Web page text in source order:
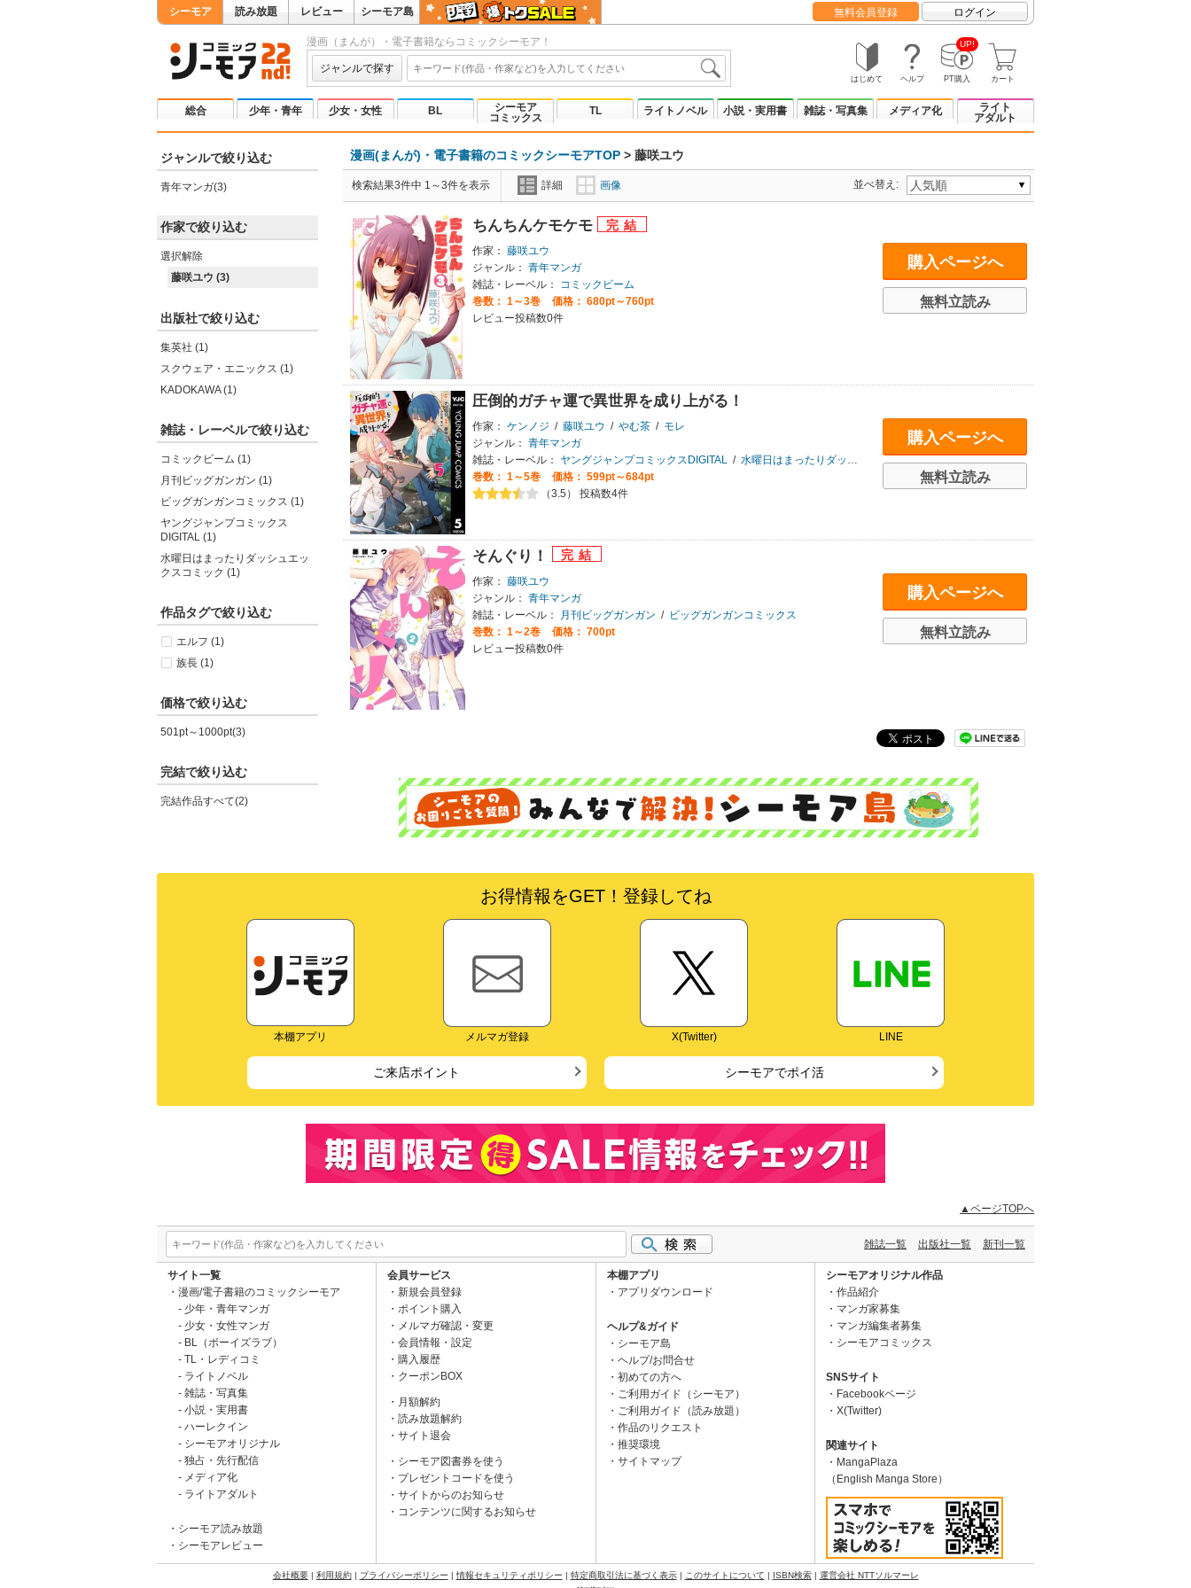
シーモア 読み放題 レビュー シーモア島 無料会員登録 ログイン
漫画（まんが）・電子書籍ならコミックシーモア！
ジャンルで探す
はじめて ヘルプ
UP!
PT購入 カート
総合 少年・青年 少女・女性 BL
シーモア
コミックス
TL ライトノベル 小説・実用書 雑誌・写真集 メディア化
ライト
アダルト
ジャンルで絞り込む
青年マンガ(3)
作家で絞り込む
選択解除
藤咲ユウ (3)
出版社で絞り込む
集英社 (1)
スクウェア・エニックス (1)
KADOKAWA (1)
雑誌・レーベルで絞り込む
コミックビーム (1)
月刊ビッグガンガン (1)
ビッグガンガンコミックス (1)
ヤングジャンプコミックス
DIGITAL (1)
水曜日はまったりダッシュエッ
クスコミック (1)
作品タグで絞り込む
エルフ (1)
族長 (1)
価格で絞り込む
501pt～1000pt(3)
完結で絞り込む
完結作品すべて(2)
漫画(まんが)・電子書籍のコミックシーモアTOP > 藤咲ユウ
検索結果3件中 1～3件を表示 詳細 画像 並べ替え:
ちんちんケモケモ
作家： 藤咲ユウ
ジャンル： 青年マンガ
雑誌・レーベル：
コミックビーム
巻数： 1～3巻
価格： 680pt～760pt
レビュー投稿数0件
購入ページへ
無料立読み
圧倒的ガチャ運で異世界を成り上がる！
作家： ケンノジ / 藤咲ユウ / やむ茶 / モレ
ジャンル： 青年マンガ
雑誌・レーベル：
ヤングジャンプコミックスDIGITAL / 水曜日はまったりダッシュエックスコミック
巻数： 1～5巻
価格： 599pt～684pt
（3.5） 投稿数4件
購入ページへ
無料立読み
そんぐり！
作家： 藤咲ユウ
ジャンル： 青年マンガ
雑誌・レーベル：
月刊ビッグガンガン /
ビッグガンガンコミックス
巻数： 1～2巻
価格： 700pt
レビュー投稿数0件
購入ページへ
無料立読み
お得情報をGET！登録してね
本棚アプリ メルマガ登録 X(Twitter) LINE
ご来店ポイント シーモアでポイ活
▲ページTOPへ
雑誌一覧 出版社一覧 新刊一覧
サイト一覧
漫画/電子書籍のコミックシーモア
少年・青年マンガ
少女・女性マンガ
BL（ボーイズラブ）
TL・レディコミ
ライトノベル
雑誌・写真集
小説・実用書
ハーレクイン
シーモアオリジナル
独占・先行配信
メディア化
ライトアダルト
シーモア読み放題
シーモアレビュー
会員サービス
新規会員登録
ポイント購入
メルマガ確認・変更
会員情報・設定
購入履歴
クーポンBOX
月額解約
読み放題解約
サイト退会
シーモア図書券を使う
プレゼントコードを使う
サイトからのお知らせ
コンテンツに関するお知らせ
本棚アプリ
アプリダウンロード
ヘルプ&ガイド
シーモア島
ヘルプ/お問合せ
初めての方へ
ご利用ガイド（シーモア）
ご利用ガイド（読み放題）
作品のリクエスト
推奨環境
サイトマップ
シーモアオリジナル作品
作品紹介
マンガ家募集
マンガ編集者募集
シーモアコミックス
SNSサイト
Facebookページ
X(Twitter)
関連サイト
MangaPlaza
（English Manga Store）
会社概要| 利用規約| プライバシーポリシー | 情報セキュリティポリシー | 特定商取引法に基づく表示| このサイトについて | ISBN検索| 運営会社 NTTソルマーレ